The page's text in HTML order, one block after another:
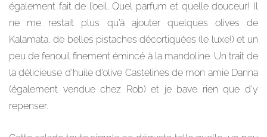
également fait de l’oeil. Quel parfum et quelle douceur! Il
ne me restait plus qu’à ajouter quelques olives de
Kalamata, de belles pistaches décortiquées (le luxe!) et un
peu de fenouil finement émincé à la mandoline. Un trait de
la délicieuse d’huile d’olive Castelines de mon amie Danna
(également vendue chez Rob) et je bave rien que d’y
repenser.